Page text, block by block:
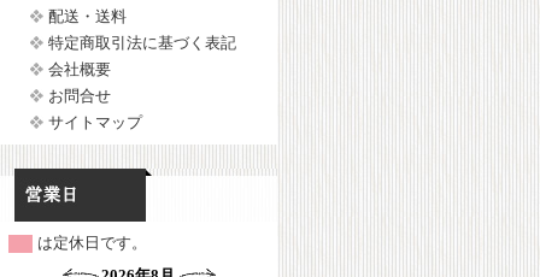
配送・送料
特定商取引法に基づく表記
会社概要
お問合せ
サイトマップ
は定休日です。